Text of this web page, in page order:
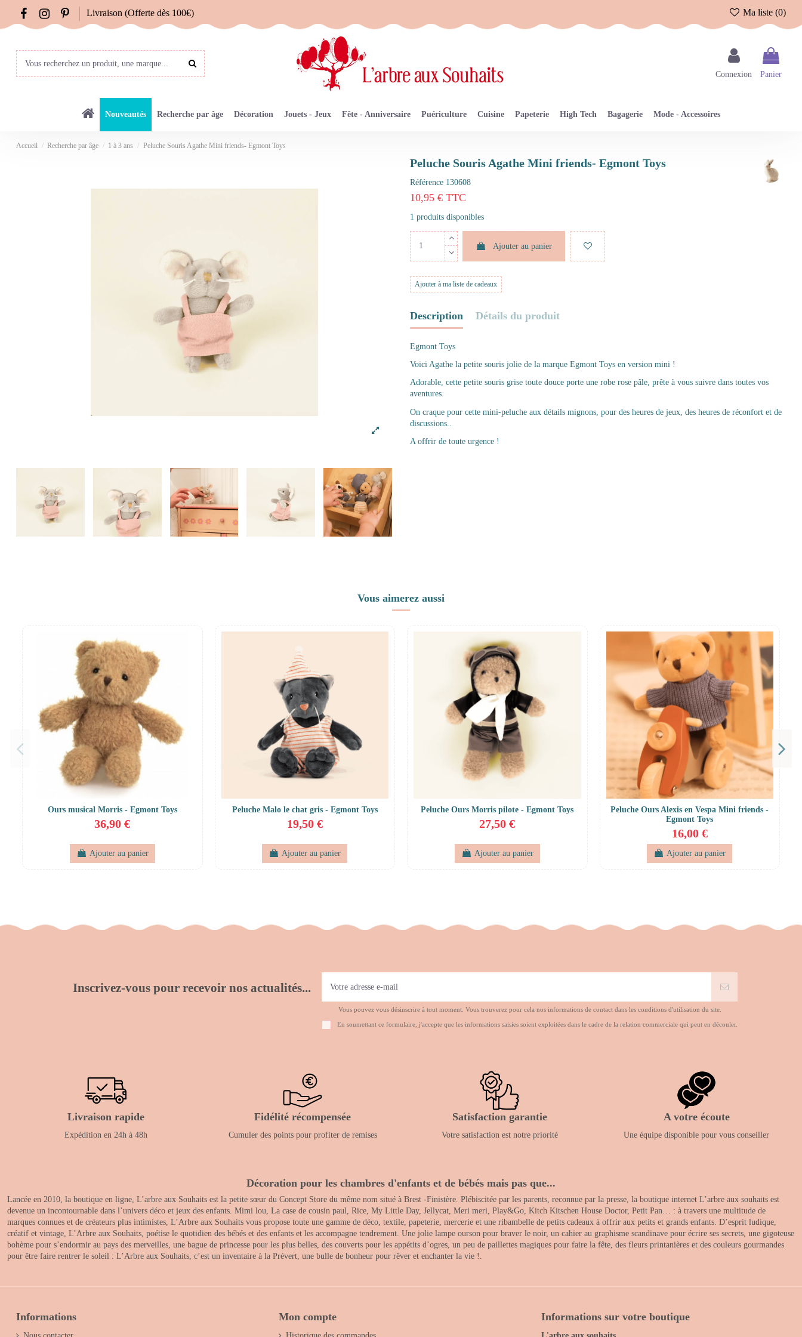
Livraison (Offerte dès 100€) Ma liste (0)
Connexion Panier
Nouveautés Recherche par âge Décoration Jouets - Jeux Fête - Anniversaire Puériculture Cuisine Papeterie High Tech Bagagerie Mode - Accessoires
Accueil Recherche par âge 1 à 3 ans Peluche Souris Agathe Mini friends- Egmont Toys
Peluche Souris Agathe Mini friends- Egmont Toys
Référence 130608
10,95 € TTC
1 produits disponibles
Ajouter au panier
Ajouter à ma liste de cadeaux
Description Détails du produit
Egmont Toys
Voici Agathe la petite souris jolie de la marque Egmont Toys en version mini !
Adorable, cette petite souris grise toute douce porte une robe rose pâle, prête à vous suivre dans toutes vos
aventures.
On craque pour cette mini-peluche aux détails mignons, pour des heures de jeux, des heures de réconfort et de
discussions..
A offrir de toute urgence !
Vous aimerez aussi
Ours musical Morris - Egmont Toys
36,90 €
Ajouter au panier
Peluche Malo le chat gris - Egmont Toys
19,50 €
Ajouter au panier
Peluche Ours Morris pilote - Egmont Toys
27,50 €
Ajouter au panier
Peluche Ours Alexis en Vespa Mini friends -
Egmont Toys
16,00 €
Ajouter au panier
Inscrivez-vous pour recevoir nos actualités...
Vous pouvez vous désinscrire à tout moment. Vous trouverez pour cela nos informations de contact dans les conditions d'utilisation du site.
En soumettant ce formulaire, j'accepte que les informations saisies soient exploitées dans le cadre de la relation commerciale qui peut en découler.
Livraison rapide
Expédition en 24h à 48h
Fidélité récompensée
Cumuler des points pour profiter de remises
Satisfaction garantie
Votre satisfaction est notre priorité
A votre écoute
Une équipe disponible pour vous conseiller
Décoration pour les chambres d'enfants et de bébés mais pas que...
Lancée en 2010, la boutique en ligne, L’arbre aux Souhaits est la petite sœur du Concept Store du même nom situé à Brest -Finistère. Plébiscitée par les parents, reconnue par la presse, la boutique internet L’arbre aux souhaits est
devenue un incontournable dans l’univers déco et jeux des enfants. Mimi lou, La case de cousin paul, Rice, My Little Day, Jellycat, Meri meri, Play&Go, Kitch Kitschen House Doctor, Petit Pan… : à travers une multitude de
marques connues et de créateurs plus intimistes, L’Arbre aux Souhaits vous propose toute une gamme de déco, textile, papeterie, mercerie et une ribambelle de petits cadeaux à offrir aux petits et grands enfants. D’esprit ludique,
créatif et vintage, L’Arbre aux Souhaits, poétise le quotidien des bébés et des enfants et les accompagne tendrement. Une jolie lampe ourson pour braver le noir, un cahier au graphisme scandinave pour écrire ses secrets, une gigoteuse
bohème pour s’endormir au pays des merveilles, une bague de princesse pour les plus belles, des couverts pour les appétits d’ogres, un peu de paillettes magiques pour faire la fête, des fleurs printanières et des couleurs gourmandes
pour être faire rentrer le soleil : L’Arbre aux Souhaits, c’est un inventaire à la Prévert, une bulle de bonheur pour rêver et enchanter la vie !.
Informations Mon compte Informations sur votre boutique